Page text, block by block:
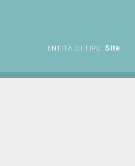
ENTITÀ DI TIPO: Site